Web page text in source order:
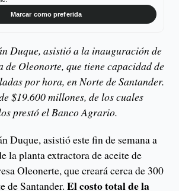
Marcar como preferida
Duque, asistió a la inauguración de
Oleonorte, que tiene capacidad de
por hora, en Norte de Santander.
$19.600 millones, de los cuales
prestó el Banco Agrario.
Duque, asistió este fin de semana a
la planta extractora de aceite de
Oleonerte, que creará cerca de 300
de Santander. El costo total de la